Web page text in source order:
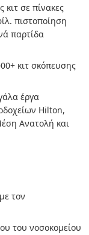
κιτ σε πίνακες
πιστοποίηση
παρτίδα
κιτ σκόπευσης
έργα
Hilton,
Ανατολή και
τον
του νοσοκομείου